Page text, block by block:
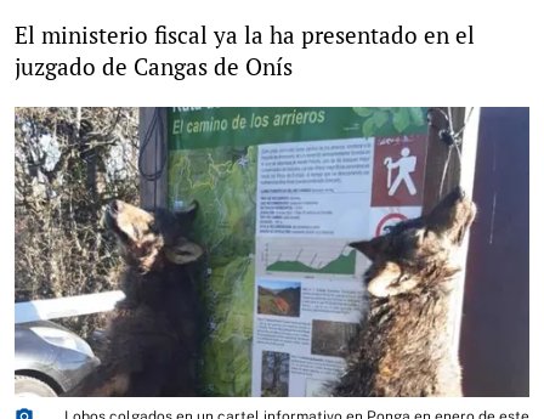
El ministerio fiscal ya la ha presentado en el
juzgado de Cangas de Onís